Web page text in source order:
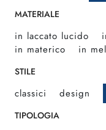
MATERIALE
in laccato lucido
in materico
in
STILE
classici design
TIPOLOGIA